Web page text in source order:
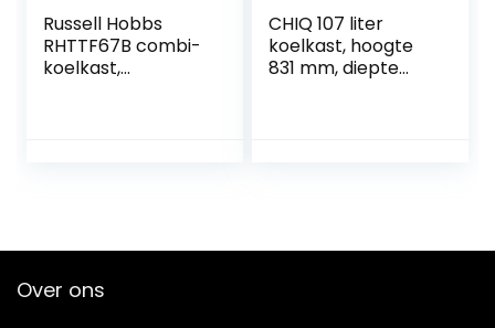
Russell Hobbs
RHTTF67B combi-
koelkast,
CHIQ 107 liter
koelkast, hoogte
831 mm, diepte
Over ons